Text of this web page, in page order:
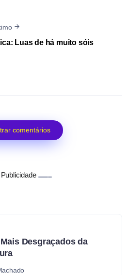
Luas de há muito sóis
comentários
Publicidade
Desgraçados da